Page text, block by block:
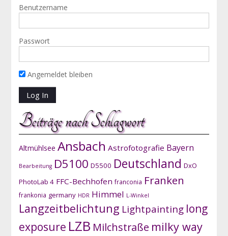
Benutzername
Passwort
Angemeldet bleiben
Beiträge nach Schlagwort
Altmühlsee Ansbach Astrofotografie Bayern
Bearbeitung D5100 D5500 Deutschland DxO
PhotoLab 4 FFC-Bechhofen franconia Franken
frankonia germany HDR Himmel L-Winkel
Langzeitbelichtung Lightpainting long
exposure LZB Milchstraße milky way